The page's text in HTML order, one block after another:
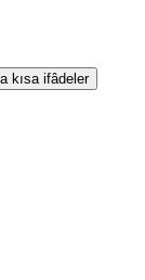
kısa ifâdeler